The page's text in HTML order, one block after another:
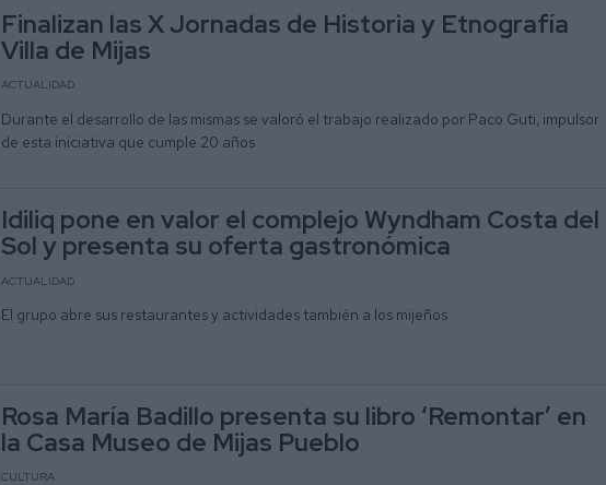
Finalizan las X Jornadas de Historia y Etnografía
Villa de Mijas
ACTUALIDAD
Durante el desarrollo de las mismas se valoró el trabajo realizado por Paco Guti, impulsor
de esta iniciativa que cumple 20 años
Idiliq pone en valor el complejo Wyndham Costa del
Sol y presenta su oferta gastronómica
ACTUALIDAD
El grupo abre sus restaurantes y actividades también a los mijeños
Rosa María Badillo presenta su libro ‘Remontar’ en
la Casa Museo de Mijas Pueblo
CULTURA